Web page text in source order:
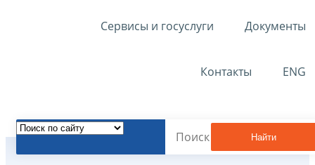
Сервисы и госуслуги Документы
Контакты ENG
Найти